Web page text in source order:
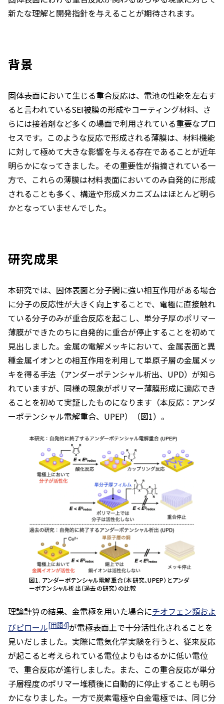
新たな理解と開発指針を与えることが期待されます。
背景
固体表面において生じる重合反応は、電池の性能を左右す
ると言われているSEI被膜の形成やコーティング材料、さ
らには接着剤など多くの場面で利用されている重要なプロ
セスです。このような反応で形成される薄膜は、材料機能
に対して極めて大きな影響を与える存在であることが近年
明らかになってきました。その重要性が指摘されている一
方で、これらの薄膜は材料表面においてのみ自発的に形成
されることも多く、構造や形成メカニズムはほとんど明ら
かとなっていませんでした。
研究成果
本研究では、固体表面と分子間に強い相互作用がある場合
に分子の反応性が大きく向上することで、電極に直接触れ
ている分子のみが重合反応を起こし、単分子厚のポリマー
薄膜ができたのちに自発的に重合が停止することを初めて
見出しました。金属の電解メッキにおいて、金属表面と異
種金属イオンとの相互作用を利用して単原子層の金属メッ
キを得る手法（アンダーポテンシャル析出、UPD）が知ら
れていますが、同様の現象がポリマー薄膜形成に適応でき
ることを初めて実証したものになります（本反応：アンダ
ーポテンシャル電解重合、UPEP）（図1）。
図1. アンダーポテンシャル電解重合（本研究、UPEP）とアンダ
ーポテンシャル析出（過去の研究）の比較
理論計算の結果、金電極を用いた場合にチオフェン類およ
びピロール[用語4]が電極表面上で十分活性化されることを
見いだしました。実際に電気化学実験を行うと、従来反応
が起こると考えられている電位よりもはるかに低い電位
で、重合反応が進行しました。また、この重合反応が単分
子層程度のポリマー堆積後に自動的に停止することも明ら
かになりました。一方で炭素電極や白金電極では、同じ分